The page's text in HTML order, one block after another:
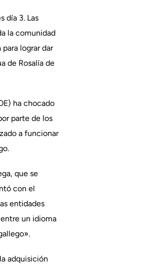
día 3. Las
la comunidad
lograr dar
de Rosalía de
ha chocado
parte de los
a funcionar
que se
con el
entidades
un idioma
adquisición